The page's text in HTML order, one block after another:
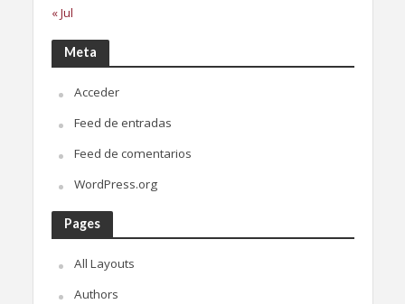
« Jul
Meta
Acceder
Feed de entradas
Feed de comentarios
WordPress.org
Pages
All Layouts
Authors